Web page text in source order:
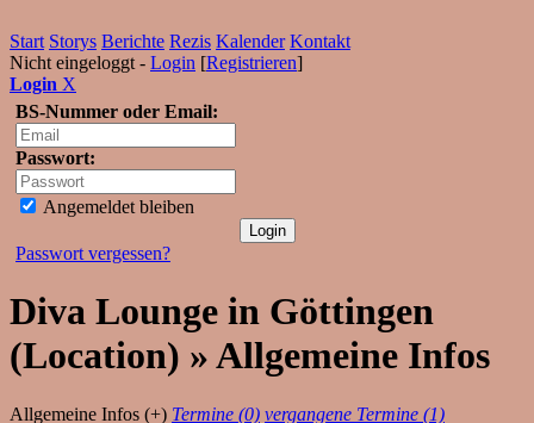
Start Storys Berichte Rezis Kalender Kontakt
Nicht eingeloggt - Login [Registrieren]
Login X
BS-Nummer oder Email:
Passwort:
Angemeldet bleiben
Passwort vergessen?
Diva Lounge in Göttingen
(Location) » Allgemeine Infos
Allgemeine Infos (+) Termine (0) vergangene Termine (1)